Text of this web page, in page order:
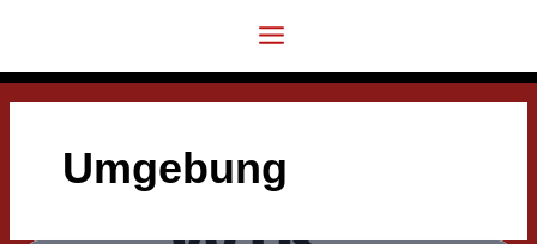
springen
Umgebung